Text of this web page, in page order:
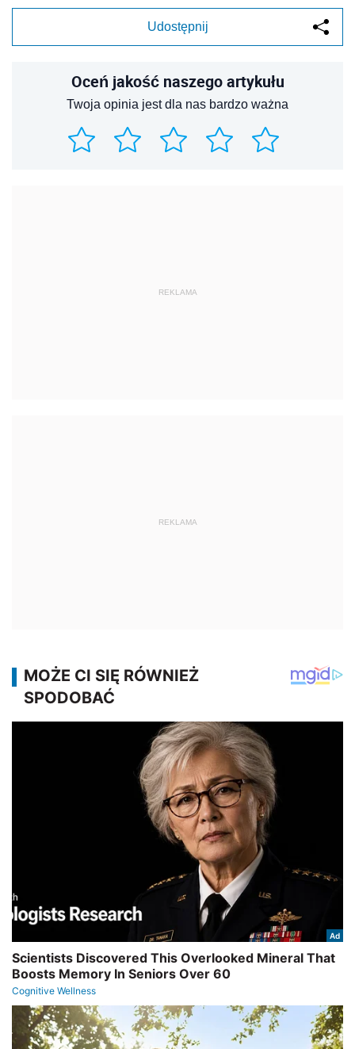
Udostępnij
Oceń jakość naszego artykułu
Twoja opinia jest dla nas bardzo ważna
REKLAMA
REKLAMA